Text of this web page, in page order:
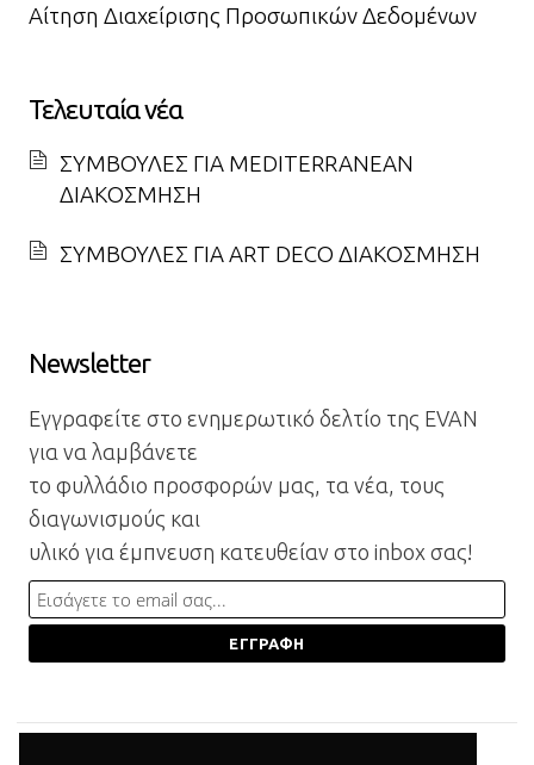
Αίτηση Διαχείρισης Προσωπικών Δεδομένων
Τελευταία νέα
ΣΥΜΒΟΥΛΕΣ ΓΙΑ MEDITERRANEAN
ΔΙΑΚΟΣΜΗΣΗ
ΣΥΜΒΟΥΛΕΣ ΓΙΑ ART DECO ΔΙΑΚΟΣΜΗΣΗ
Newsletter
Εγγραφείτε στο ενημερωτικό δελτίο της EVAN
για να λαμβάνετε
το φυλλάδιο προσφορών μας, τα νέα, τους
διαγωνισμούς και
υλικό για έμπνευση κατευθείαν στο inbox σας!